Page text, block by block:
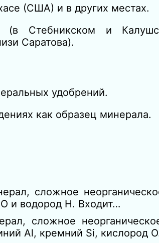
(США) и в других местах.
(в Стебникском и
Саратова).
удобрений.
как образец минерала.
сложное
и водород H. Входит…
сложное
Al, кремний Si, кислород